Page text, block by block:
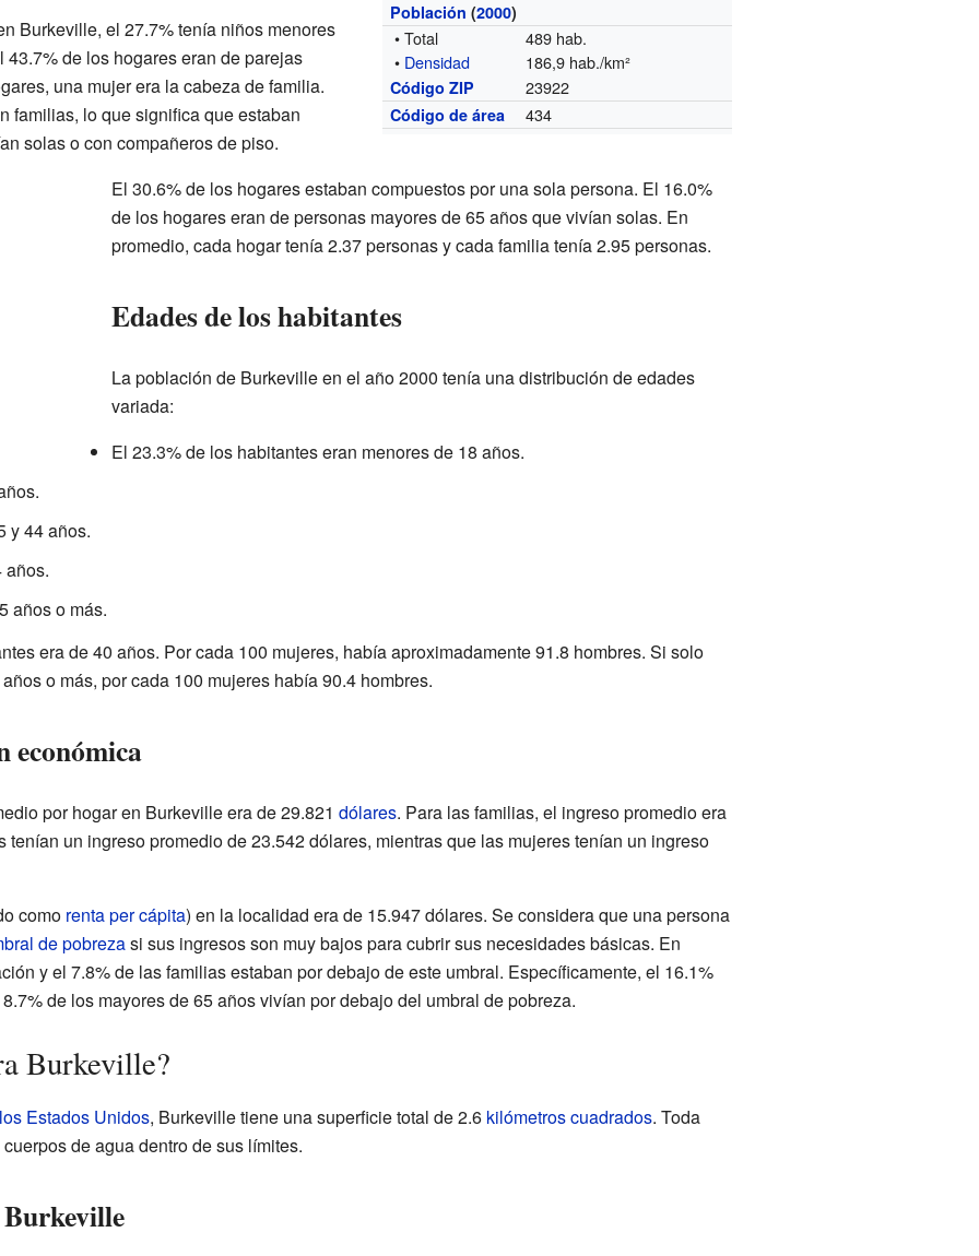
Población (2000)
• Total
489 hab.
• Densidad 186,9 hab./km²
Código ZIP 23922
Código de área 434
Burkeville, el 27.7% tenía niños menores
de los hogares eran de parejas
una mujer era la cabeza de familia.
familias, lo que significa que estaban
solas o con compañeros de piso.
El 30.6% de los hogares estaban compuestos por una sola persona. El 16.0%
de los hogares eran de personas mayores de 65 años que vivían solas. En
promedio, cada hogar tenía 2.37 personas y cada familia tenía 2.95 personas.
Edades de los habitantes
La población de Burkeville en el año 2000 tenía una distribución de edades
variada:
El 23.3% de los habitantes eran menores de 18 años.
y 44 años.
años.
años o más.
era de 40 años. Por cada 100 mujeres, había aproximadamente 91.8 hombres. Si solo
o más, por cada 100 mujeres había 90.4 hombres.
económica
por hogar en Burkeville era de 29.821 dólares. Para las familias, el ingreso promedio era
tenían un ingreso promedio de 23.542 dólares, mientras que las mujeres tenían un ingreso
como renta per cápita) en la localidad era de 15.947 dólares. Se considera que una persona
de pobrezasi sus ingresos son muy bajos para cubrir sus necesidades básicas. En
y el 7.8% de las familias estaban por debajo de este umbral. Específicamente, el 16.1%
de los mayores de 65 años vivían por debajo del umbral de pobreza.
Burkeville?
Estados Unidos, Burkeville tiene una superficie total de 2.6 kilómetros cuadrados. Toda
de agua dentro de sus límites.
Burkeville